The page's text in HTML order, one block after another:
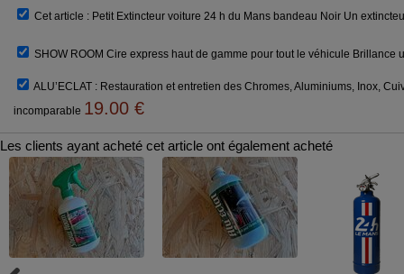
Cet article : Petit Extincteur voiture 24 h du Mans bandeau Noir Un
SHOW ROOM Cire express haut de gamme pour tout le véhicule Brillance
ALU’ECLAT : Restauration et entretien des Chromes, Aluminiums, Inox,
incomparable 19.00 €
Les clients ayant acheté cet article ont également acheté